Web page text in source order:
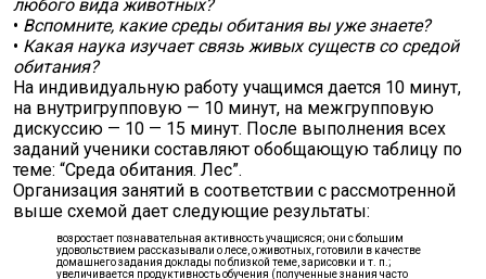
любого вида живот­ных?
• Вспомните, какие среды обитания вы уже знаете?
• Какая наука изучает связь живых существ со средой
обитания?
На индивидуальную работу учащимся дается 10 минут,
на внутригрупповую — 10 минут, на межгруппо­вую
дискуссию — 10 — 15 минут. После выполнения всех
заданий ученики составляют обобщающую таблицу по
теме: “Среда обитания. Лес”.
Организация занятий в соответствии с рассмотренной
выше схемой дает следующие результаты:
возростает познавательная активность учащисяся; они с большим
удовольствием расска­зывали о лесе, о животных, готовили в качестве
домашнего задания доклады по близкой теме, зарисовки и т. п.;
увеличивается продуктивность обучения (полученные знания часто